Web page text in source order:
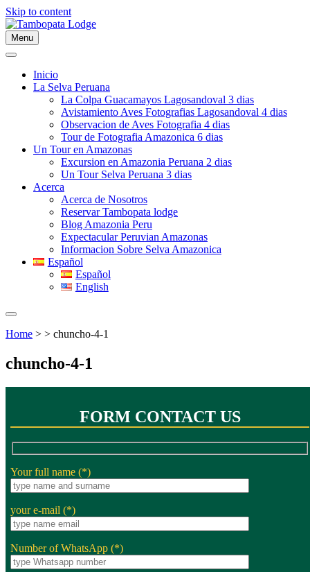
Skip to content
Menu
Inicio
La Selva Peruana
La Colpa Guacamayos Lagosandoval 3 dias
Avistamiento Aves Fotografias Lagosandoval 4 dias
Observacion de Aves Fotografia 4 dias
Tour de Fotografia Amazonica 6 dias
Un Tour en Amazonas
Excursion en Amazonia Peruana 2 dias
Un Tour Selva Peruana 3 dias
Acerca
Acerca de Nosotros
Reservar Tambopata lodge
Blog Amazonia Peru
Expectacular Peruvian Amazonas
Informacion Sobre Selva Amazonica
Español
Español
English
Home > > chuncho-4-1
chuncho-4-1
FORM CONTACT US
Your full name (*)
your e-mail (*)
Number of WhatsApp (*)